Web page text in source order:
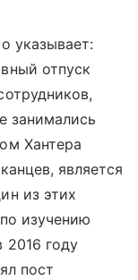
указывает:
отпуск
занимались
Хантера
является
из этих
изучению
2016 году
пост